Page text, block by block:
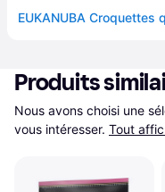
Produits
Nous avons choisi une
vous intéresser. Tout